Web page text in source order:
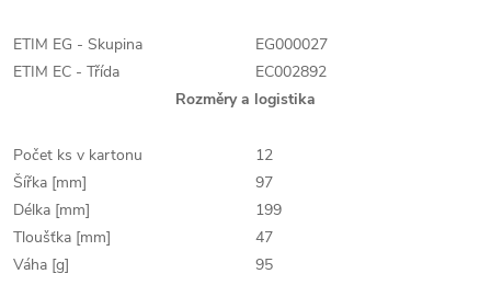
ETIM EG - Skupina
EG000027
ETIM EC - Třída
EC002892
Rozměry a logistika
Počet ks v kartonu
12
Šířka [mm]
97
Délka [mm]
199
Tloušťka [mm]
47
Váha [g]
95